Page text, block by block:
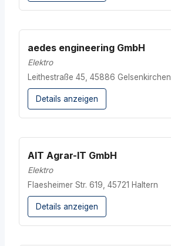
aedes engineering GmbH
Elektro
Leithestraße 45, 45886 Gelsenkirchen
Details anzeigen
AIT Agrar-IT GmbH
Elektro
Flaesheimer Str. 619, 45721 Haltern
Details anzeigen